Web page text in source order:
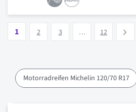
Vous lisez actuellement la page
1 2 3 … 12
Motorradreifen Michelin 120/70 R17